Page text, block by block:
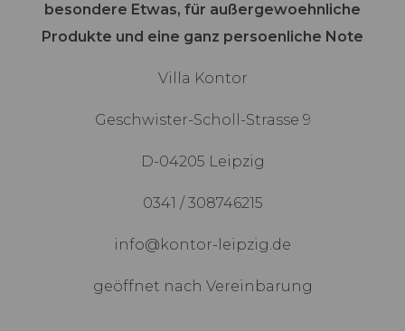
besondere Etwas, für außergewoehnliche
Produkte und eine ganz persoenliche Note
Villa Kontor
Geschwister-Scholl-Strasse 9
D-04205 Leipzig
0341 / 308746215
info@kontor-leipzig.de
geöffnet nach Vereinbarung